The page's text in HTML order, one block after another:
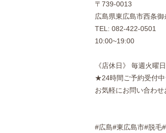
〒739-0013
広島県東広島市西条
TEL: 082-422-0501
10:00~19:00
《店休日》 毎週火曜
★24時間ご予約受付
お気軽にお問い合わ
#広島#東広島市#脱毛